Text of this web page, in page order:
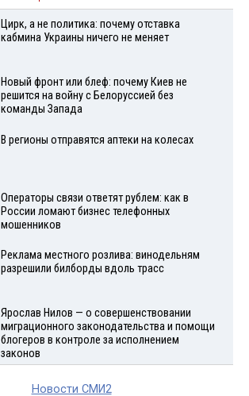
Цирк, а не политика: почему отставка
кабмина Украины ничего не меняет
Новый фронт или блеф: почему Киев не
решится на войну с Белоруссией без
команды Запада
В регионы отправятся аптеки на колесах
Операторы связи ответят рублем: как в
России ломают бизнес телефонных
мошенников
Реклама местного розлива: винодельням
разрешили билборды вдоль трасс
Ярослав Нилов — о совершенствовании
миграционного законодательства и помощи
блогеров в контроле за исполнением
законов
Новости СМИ2